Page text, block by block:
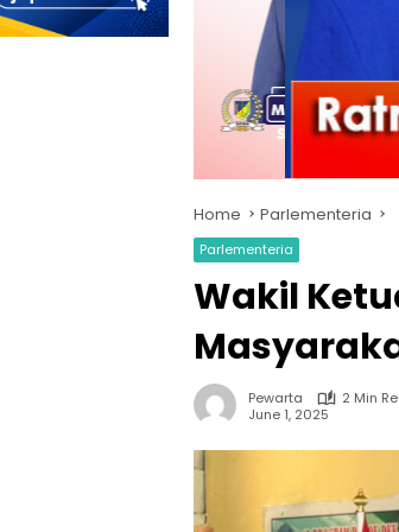
Home Parlementeria
Parlementeria
Wakil
Pewarta
2 Min
June 1, 2025